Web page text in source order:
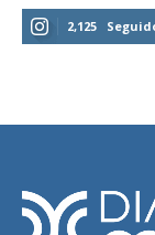
2,125